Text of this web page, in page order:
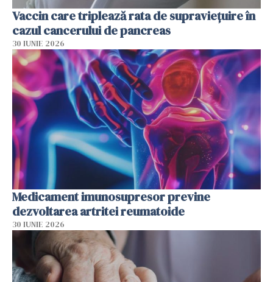
Vaccin care triplează rata de supraviețuire în
cazul cancerului de pancreas
30 IUNIE 2026
Medicament imunosupresor previne
dezvoltarea artritei reumatoide
30 IUNIE 2026